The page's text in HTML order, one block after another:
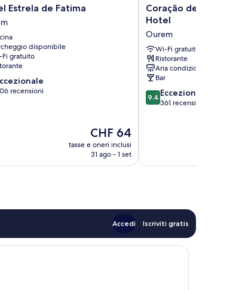
Estrela de Fatima
disponibile
gratuito
recensioni
Il
prezzo
attuale
CHF 64
tasse e oneri inclusi
31 ago - 1 set
Coração
de
Boutique
Hotel
Ourem
Coração de Fátima
Hotel
Ourem
Wi-Fi gratuito
Ristorante
Aria condizionata
Bar
9.4
su
9.4 Eccezionale
361 recensioni
Accedi Iscriviti gratis